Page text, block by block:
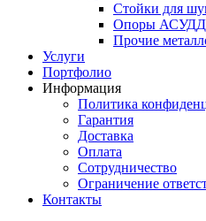
Cтойки для
Опоры АСУДД
Прочие
Услуги
Портфолио
Информация
Политика
Гарантия
Доставка
Оплата
Сотрудничество
Ограничение
Контакты